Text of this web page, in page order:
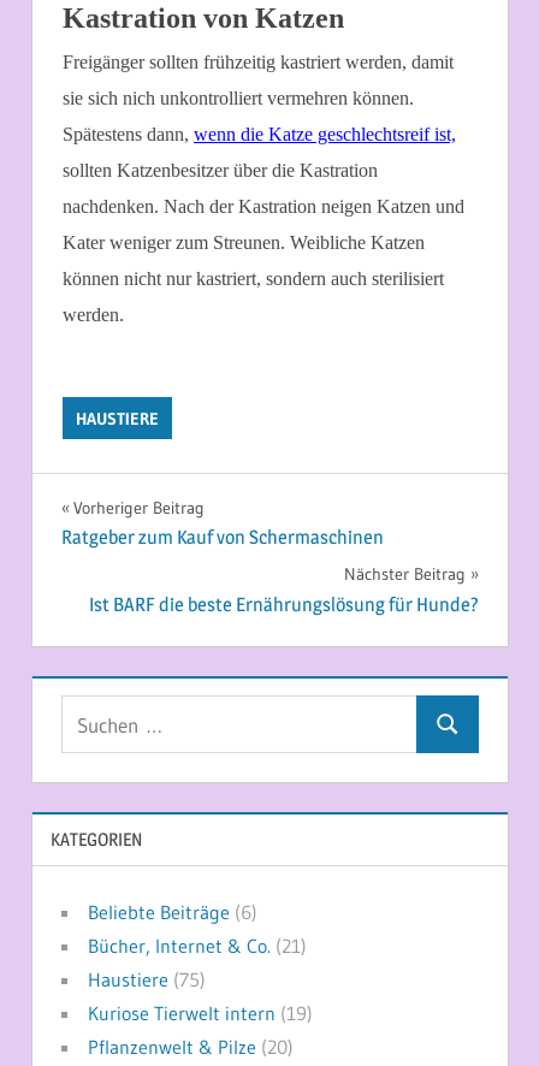
Kastration von Katzen
Freigänger sollten frühzeitig kastriert werden, damit
sie sich nich unkontrolliert vermehren können.
Spätestens dann, wenn die Katze geschlechtsreif ist,
sollten Katzenbesitzer über die Kastration
nachdenken. Nach der Kastration neigen Katzen und
Kater weniger zum Streunen. Weibliche Katzen
können nicht nur kastriert, sondern auch sterilisiert
werden.
HAUSTIERE
Beitragsnavigation
Vorheriger Beitrag
Ratgeber zum Kauf von Schermaschinen
Nächster Beitrag
Ist BARF die beste Ernährungslösung für Hunde?
Suchen
KATEGORIEN
Beliebte Beiträge (6)
Bücher, Internet & Co. (21)
Haustiere (75)
Kuriose Tierwelt intern (19)
Pflanzenwelt & Pilze (20)